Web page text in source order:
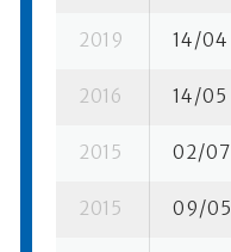
2019 14/04
2016 14/05
2015 02/07
2015 09/05